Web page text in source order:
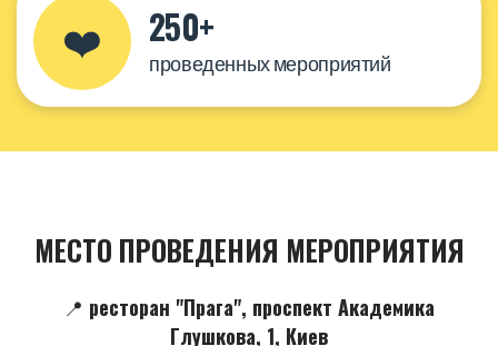
❤️ 250+
проведенных мероприятий
МЕСТО ПРОВЕДЕНИЯ МЕРОПРИЯТИЯ
📍 ресторан "Прага", проспект Академика
Глушкова, 1, Киев